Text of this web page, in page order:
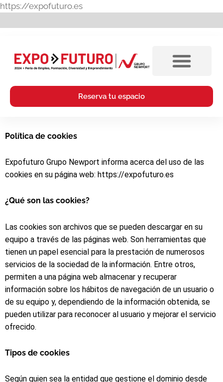
https://expofuturo.esIr
contenido
Reserva tu espacio
Política de cookies
Expofuturo Grupo Newport informa acerca del uso de las
cookies en su página web: https://expofuturo.es
¿Qué son las cookies?
Las cookies son archivos que se pueden descargar en su
equipo a través de las páginas web. Son herramientas que
tienen un papel esencial para la prestación de numerosos
servicios de la sociedad de la información. Entre otros,
permiten a una página web almacenar y recuperar
información sobre los hábitos de navegación de un usuario o
de su equipo y, dependiendo de la información obtenida, se
pueden utilizar para reconocer al usuario y mejorar el servicio
ofrecido.
Tipos de cookies
Según quien sea la entidad que gestione el dominio desde